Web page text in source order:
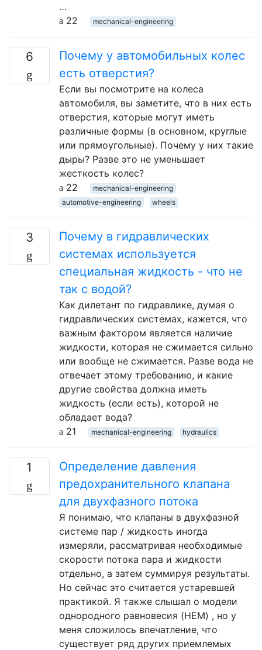
…
22
mechanical-engineering
6
Почему у автомобильных колес
есть отверстия?
Если вы посмотрите на колеса
автомобиля, вы заметите, что в них есть
отверстия, которые могут иметь
различные формы (в основном, круглые
или прямоугольные). Почему у них такие
дыры? Разве это не уменьшает
жесткость колес?
22
mechanical-engineering
automotive-engineering
wheels
3
Почему в гидравлических
системах используется
специальная жидкость - что не
так с водой?
Как дилетант по гидравлике, думая о
гидравлических системах, кажется, что
важным фактором является наличие
жидкости, которая не сжимается сильно
или вообще не сжимается. Разве вода не
отвечает этому требованию, и какие
другие свойства должна иметь
жидкость (если есть), которой не
обладает вода?
21
mechanical-engineering hydraulics
1
Определение давления
предохранительного клапана
для двухфазного потока
Я понимаю, что клапаны в двухфазной
системе пар / жидкость иногда
измеряли, рассматривая необходимые
скорости потока пара и жидкости
отдельно, а затем суммируя результаты.
Но сейчас это считается устаревшей
практикой. Я также слышал о модели
однородного равновесия (HEM) , но у
меня сложилось впечатление, что
существует ряд других приемлемых